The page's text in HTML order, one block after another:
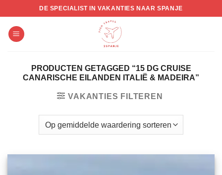
to
content
DE SPECIALIST IN VAKANTIES NAAR SPANJE
PRODUCTEN GETAGGED “15 DG CRUISE
CANARISCHE EILANDEN ITALIË & MADEIRA”
VAKANTIES FILTEREN